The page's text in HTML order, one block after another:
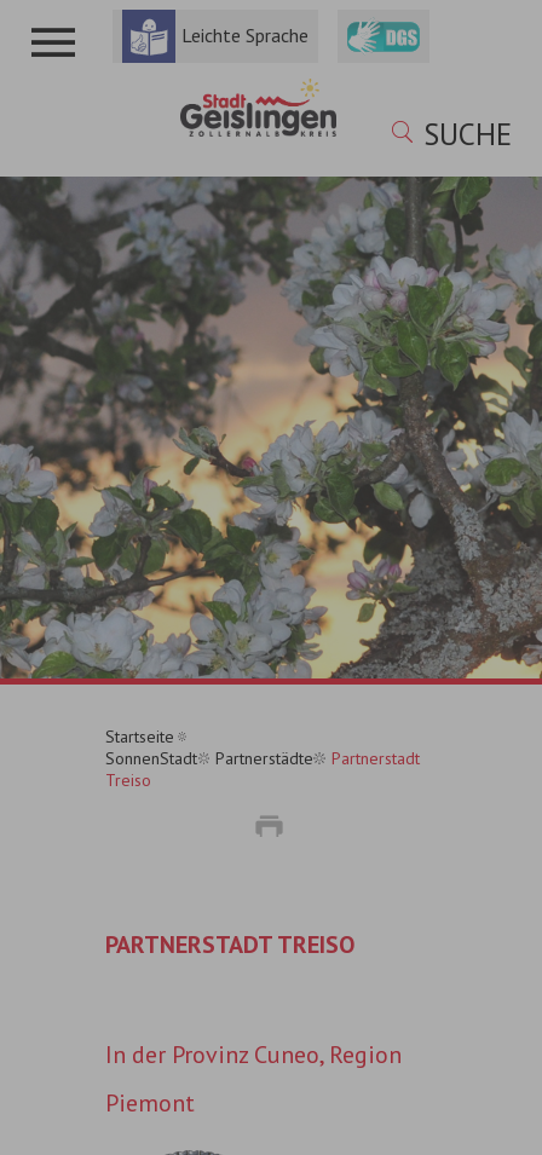
Leichte Sprache
SUCHE
Startseite
SonnenStadt
Partnerstädte
Partnerstadt
Treiso
PARTNERSTADT TREISO
In der Provinz Cuneo, Region
Piemont